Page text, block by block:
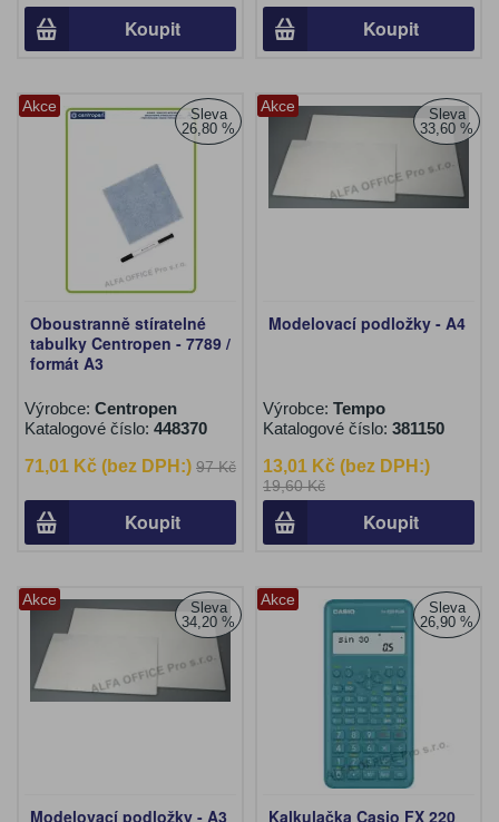
Koupit Koupit
Akce
Sleva
26,80 %
Oboustranně stíratelné
tabulky Centropen - 7789 /
formát A3
Výrobce: Centropen
Katalogové číslo: 448370
71,01 Kč (bez DPH:) 97 Kč
Koupit
Akce
Sleva
33,60 %
Modelovací podložky - A4
Výrobce: Tempo
Katalogové číslo: 381150
13,01 Kč (bez DPH:)
19,60 Kč
Koupit
Akce
Sleva
34,20 %
Modelovací podložky - A3
Akce
Sleva
26,90 %
Kalkulačka Casio FX 220